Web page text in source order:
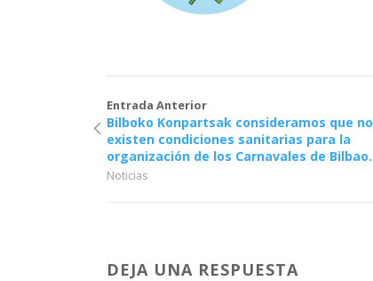
Entrada Anterior
Bilboko Konpartsak consideramos que no
existen condiciones sanitarias para la
organización de los Carnavales de Bilbao.
Noticias
DEJA UNA RESPUESTA